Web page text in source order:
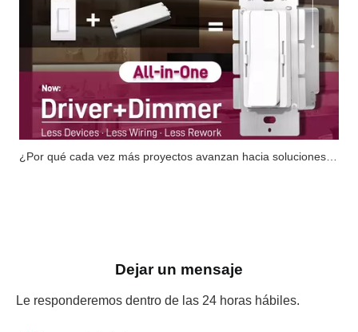
¿Por qué cada vez más proyectos avanzan hacia soluciones integradas 'Driver+Dimmer'?
Dejar un mensaje
Le responderemos dentro de las 24 horas hábiles.